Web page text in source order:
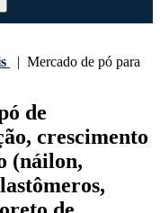
| Mercado de pó para
de
crescimento
(náilon,